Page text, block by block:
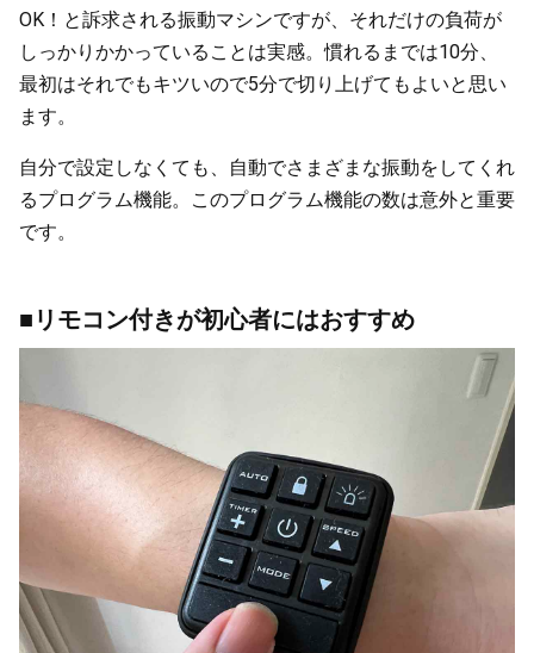
OK！と訴求される振動マシンですが、それだけの負荷が
しっかりかかっていることは実感。慣れるまでは10分、
最初はそれでもキツいので5分で切り上げてもよいと思い
ます。
自分で設定しなくても、自動でさまざまな振動をしてくれ
るプログラム機能。このプログラム機能の数は意外と重要
です。
■リモコン付きが初心者にはおすすめ